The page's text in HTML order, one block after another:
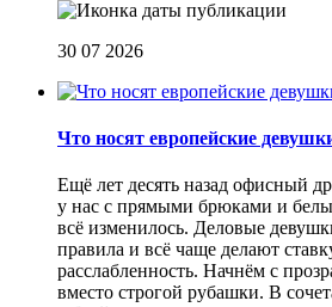
30 07 2026
Что носят европейские
Ещё лет десять назад офисный
у нас с прямыми брюками и
всё изменилось. Деловые
правила и всё чаще делают
расслабленность. Начнём с
вместо строгой рубашки. В